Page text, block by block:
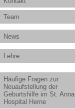
Team
News
Lehre
Häufige Fragen zur
Neuaufstellung der
Geburtshilfe im St. Anna
Hospital Herne